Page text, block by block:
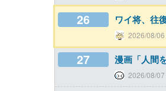
26 ワイ将、往
2026/08/
27 漫画「人間
2026/08/